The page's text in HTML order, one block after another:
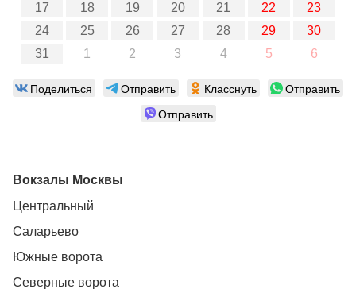
17
18 19 20 21 22
23
24
25 26 27 28 29
30
31
1 2 3 4 5 6
Поделиться Отправить Класснуть
Отправить
Отправить
Вокзалы Москвы
Центральный
Саларьево
Южные ворота
Северные ворота